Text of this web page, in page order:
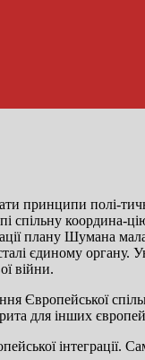
принципи полі-
координа-
плану Шумана
єдиному органу.
війни.
Європейської
для інших
інтеграції.